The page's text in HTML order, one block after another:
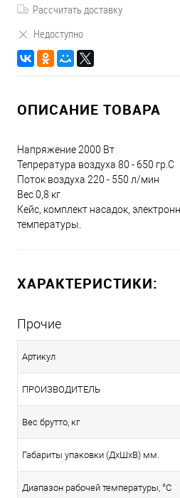
Рассчитать доставку
Недоступно
ОПИСАНИЕ ТОВАРА
Напряжение 2000 Вт
Тепрература воздуха 80 - 650 гр.С
Поток воздуха 220 - 550 л/мин
Вес 0,8 кг
Кейс, комплект насадок,
температуры.
ХАРАКТЕРИСТИКИ:
Прочие
Артикул
ПРОИЗВОДИТЕЛЬ
Вес брутто, кг
Габариты упаковки (ДхШхВ) мм.
Диапазон рабочей температуры, °С